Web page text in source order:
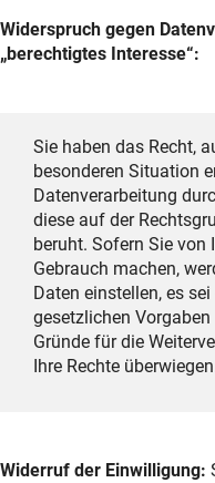
Widerspruch gegen
„berechtigtes Interesse“:
Sie haben das Recht,
besonderen Situation
Datenverarbeitung
diese auf der
beruht. Sofern Sie von
Gebrauch machen,
Daten einstellen, es
gesetzlichen
Gründe für die
Ihre Rechte
Widerruf der Einwilligung: